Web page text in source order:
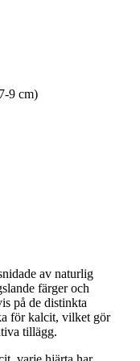
9 cm)
av naturlig
färger och
på de distinkta
för kalcit, vilket gör
tillägg.